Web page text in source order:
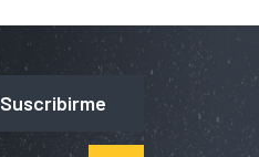
Suscribirme